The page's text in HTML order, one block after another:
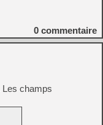
0 commentaire
Les champs